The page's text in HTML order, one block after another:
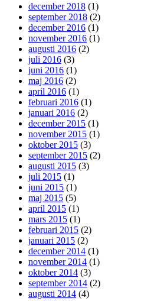
december 2018 (1)
september 2018 (2)
december 2016 (1)
november 2016 (1)
augusti 2016 (2)
juli 2016 (3)
juni 2016 (1)
maj 2016 (2)
april 2016 (1)
februari 2016 (1)
januari 2016 (2)
december 2015 (1)
november 2015 (1)
oktober 2015 (3)
september 2015 (2)
augusti 2015 (3)
juli 2015 (1)
juni 2015 (1)
maj 2015 (5)
april 2015 (1)
mars 2015 (1)
februari 2015 (2)
januari 2015 (2)
december 2014 (1)
november 2014 (1)
oktober 2014 (3)
september 2014 (2)
augusti 2014 (4)